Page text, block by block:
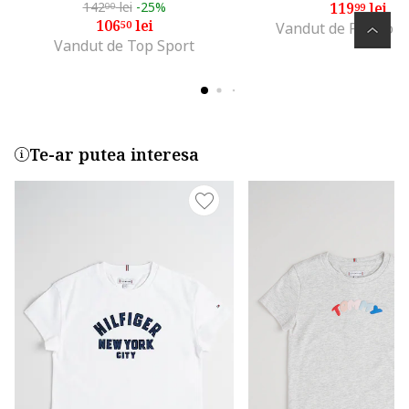
14200lei -25%
10650lei
Vandut de Top Sport
11999lei
Vandut de Fashion
Te-ar putea interesa